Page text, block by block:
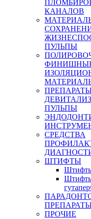
КАНАЛОВ
ПУЛЬПЫ
ПУЛЬПЫ
СРЕДСТВА
ШТИФТЫ
ПРОЧИЕ